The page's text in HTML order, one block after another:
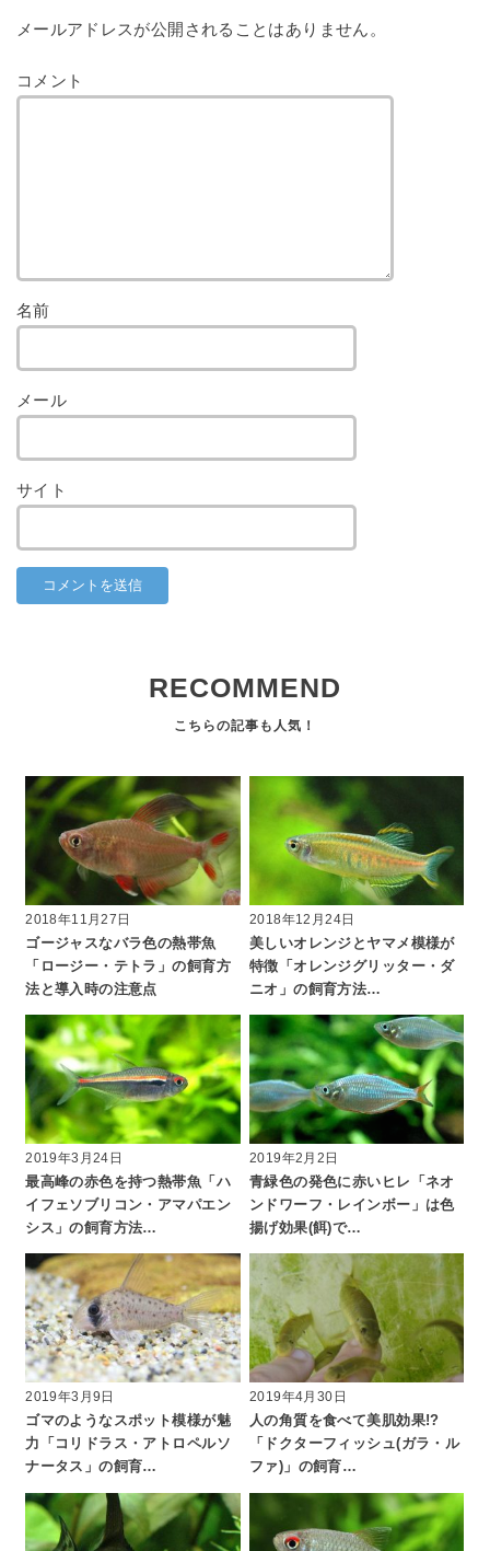
メールアドレスが公開されることはありません。
コメント
名前
メール
サイト
RECOMMEND
2018年11月27日
ゴージャスなバラ色の熱帯魚
「ロージー・テトラ」の飼育方
法と導入時の注意点
2018年12月24日
美しいオレンジとヤマメ模様が
特徴「オレンジグリッター・ダ
ニオ」の飼育方法…
2019年3月24日
最高峰の赤色を持つ熱帯魚「ハ
イフェソブリコン・アマパエン
シス」の飼育方法…
2019年2月2日
青緑色の発色に赤いヒレ「ネオ
ンドワーフ・レインボー」は色
揚げ効果(餌)で…
2019年3月9日
ゴマのようなスポット模様が魅
力「コリドラス・アトロペルソ
ナータス」の飼育…
2019年4月30日
人の角質を食べて美肌効果!?
「ドクターフィッシュ(ガラ・ル
ファ)」の飼育…